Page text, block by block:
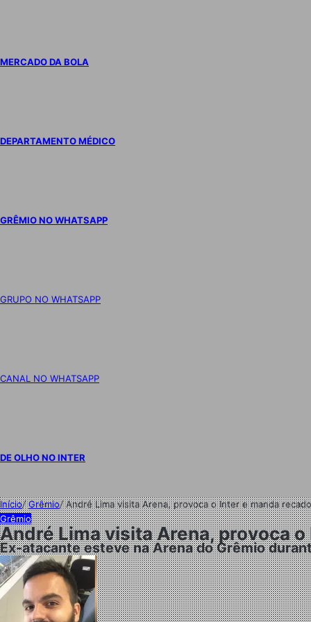
MERCADO DA BOLA
DEPARTAMENTO MÉDICO
GRÊMIO NO WHATSAPP
GRUPO NO WHATSAPP
CANAL NO WHATSAPP
DE OLHO NO INTER
Início/Grêmio/André Lima visita Arena, provoca o Inter e manda
Grêmio
André Lima visita Arena, provoca
Ex-atacante esteve na Arena do Grêmio